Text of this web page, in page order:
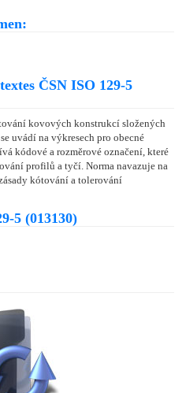
ČSN ISO 129-5
kovových konstrukcí složených
uvádí na výkresech pro obecné
kódové a rozměrové označení, které
profilů a tyčí. Norma navazuje na
kótování a tolerování
5 (013130)